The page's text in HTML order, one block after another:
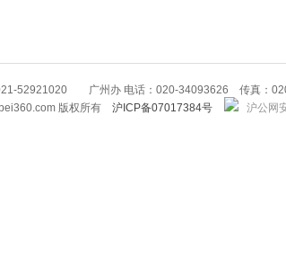
52921020 广州办 电话：020-34093626 传真：
版权所有 沪ICP备07017384号 沪公网